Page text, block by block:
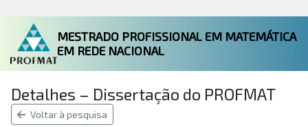
MESTRADO PROFISSIONAL EM MATEMÁTICA
EM REDE NACIONAL
Detalhes – Dissertação do PROFMAT
Voltar à pesquisa